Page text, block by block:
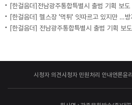
시청자 의견시청자 민원처리 안내언론윤